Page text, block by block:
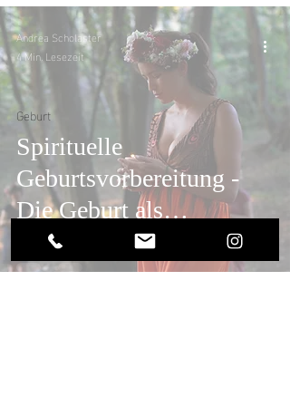
Spirituelle
Geburtsvorbereitung -
Die Geburt als
Übergangsritual
Geburt
Andrea Scholaster
4 Min. Lesezeit